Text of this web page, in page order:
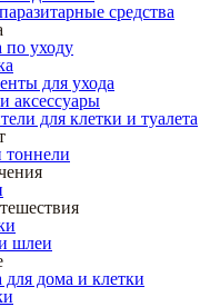
средства
по уходу
для ухода
аксессуары
для клетки и туалета
тоннели
шлеи
для дома и клетки